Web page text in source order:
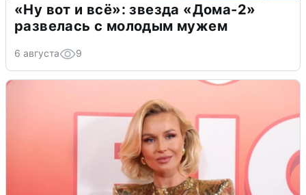
«Ну вот и всё»: звезда «Дома-2»
развелась с молодым мужем
6 августа 9